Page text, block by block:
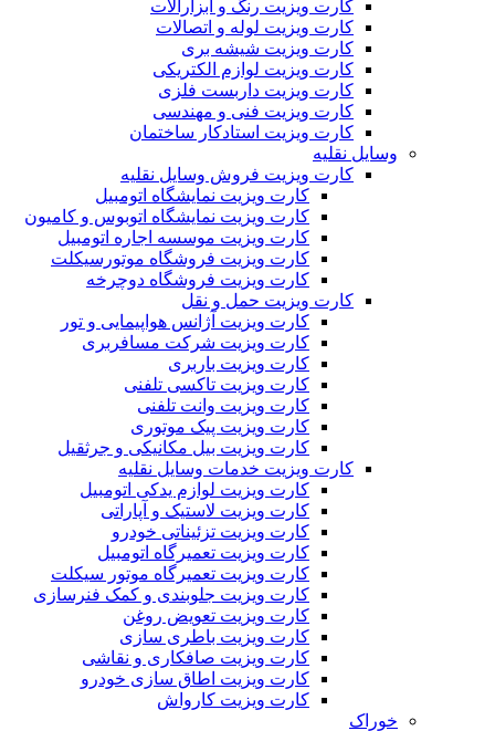
کارت ویزیت رنگ و ابزارآلات
کارت ویزیت لوله و اتصالات
کارت ویزیت شیشه بری
کارت ویزیت لوازم الکتریکی
کارت ویزیت داربست فلزی
کارت ویزیت فنی و مهندسی
کارت ویزیت استادکار ساختمان
وسایل نقلیه
کارت ویزیت فروش وسایل نقلیه
کارت ویزیت نمایشگاه اتومبیل
کارت ویزیت نمایشگاه اتوبوس و کامیون
کارت ویزیت موسسه اجاره اتومبیل
کارت ویزیت فروشگاه موتورسیکلت
کارت ویزیت فروشگاه دوچرخه
کارت ویزیت حمل و نقل
کارت ویزیت آژانس هواپیمایی و تور
کارت ویزیت شرکت مسافربری
کارت ویزیت باربری
کارت ویزیت تاکسی تلفنی
کارت ویزیت وانت تلفنی
کارت ویزیت پیک موتوری
کارت ویزیت بیل مکانیکی و جرثقیل
کارت ویزیت خدمات وسایل نقلیه
کارت ویزیت لوازم یدکی اتومبیل
کارت ویزیت لاستیک و آپاراتی
کارت ویزیت تزئیناتی خودرو
کارت ویزیت تعمیرگاه اتومبیل
کارت ویزیت تعمیرگاه موتور سیکلت
کارت ویزیت جلوبندی و کمک فنرسازی
کارت ویزیت تعویض روغن
کارت ویزیت باطری سازی
کارت ویزیت صافکاری و نقاشی
کارت ویزیت اطاق سازی خودرو
کارت ویزیت کارواش
خوراک